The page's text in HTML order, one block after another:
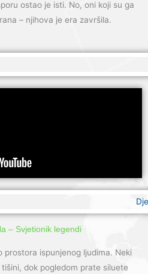
ostao je isti. No, oni koji su ga
– njihova je era završila.
– Svjetionik legendi
prostora ispunjenog ljudima. Neki
dok pogledom prate siluete